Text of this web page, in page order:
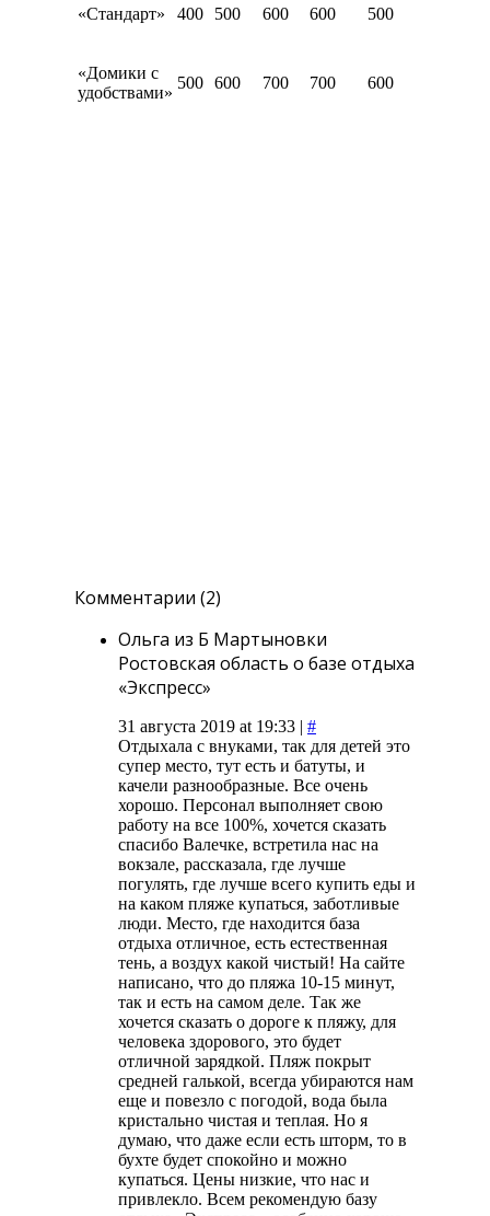
«Стандарт» 400 500 600 600 500
«Домики с
удобствами»
500 600 700 700 600
Комментарии (2)
Ольга из Б Мартыновки
Ростовская область о базе отдыха
«Экспресс»
31 августа 2019 at 19:33 | #
Отдыхала с внуками, так для детей это
супер место, тут есть и батуты, и
качели разнообразные. Все очень
хорошо. Персонал выполняет свою
работу на все 100%, хочется сказать
спасибо Валечке, встретила нас на
вокзале, рассказала, где лучше
погулять, где лучше всего купить еды и
на каком пляже купаться, заботливые
люди. Место, где находится база
отдыха отличное, есть естественная
тень, а воздух какой чистый! На сайте
написано, что до пляжа 10-15 минут,
так и есть на самом деле. Так же
хочется сказать о дороге к пляжу, для
человека здорового, это будет
отличной зарядкой. Пляж покрыт
средней галькой, всегда убираются нам
еще и повезло с погодой, вода была
кристально чистая и теплая. Но я
думаю, что даже если есть шторм, то в
бухте будет спокойно и можно
купаться. Цены низкие, что нас и
привлекло. Всем рекомендую базу